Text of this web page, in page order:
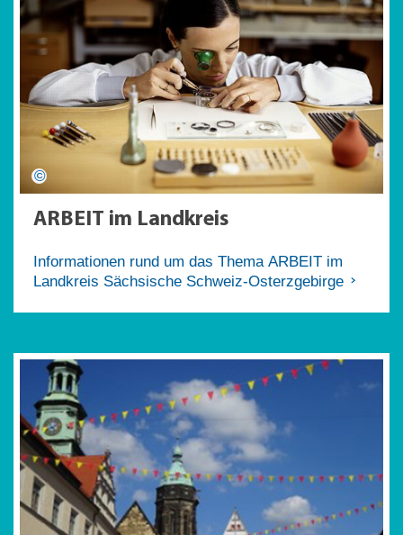
ARBEIT im Landkreis
Informationen rund um das Thema ARBEIT im
Landkreis Sächsische Schweiz-Osterzgebirge